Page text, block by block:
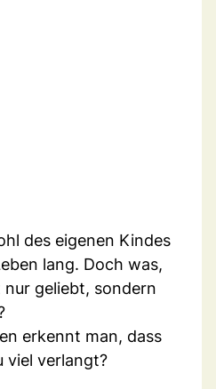
des eigenen Kindes
lang. Doch was,
geliebt, sondern
erkennt man, dass
viel verlangt?